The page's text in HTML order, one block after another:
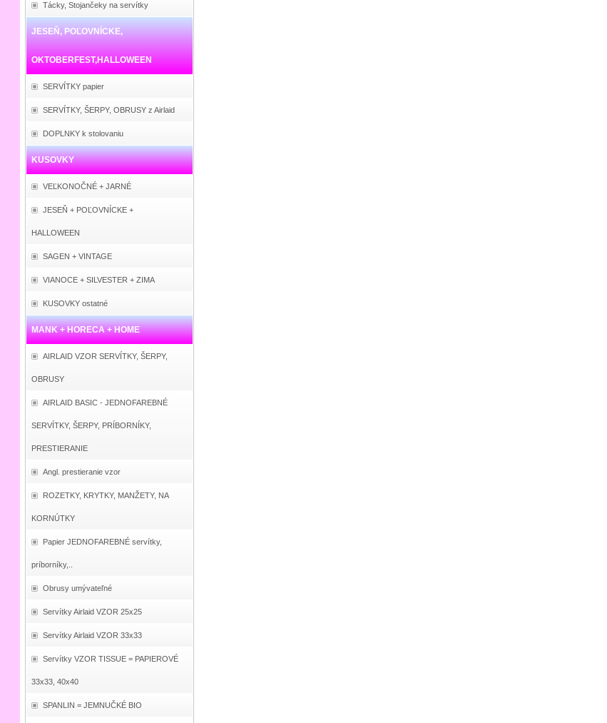
Tácky, Stojančeky na servítky
JESEŇ, POĽOVNÍCKE,
OKTOBERFEST,HALLOWEEN
SERVÍTKY papier
SERVÍTKY, ŠERPY, OBRUSY z Airlaid
DOPLNKY k stolovaniu
KUSOVKY
VEĽKONOČNÉ + JARNÉ
JESEŇ + POĽOVNÍCKE +
HALLOWEEN
SAGEN + VINTAGE
VIANOCE + SILVESTER + ZIMA
KUSOVKY ostatné
MANK + HORECA + HOME
AIRLAID VZOR SERVÍTKY, ŠERPY,
OBRUSY
AIRLAID BASIC - JEDNOFAREBNÉ
SERVÍTKY, ŠERPY, PRÍBORNÍKY,
PRESTIERANIE
Angl. prestieranie vzor
ROZETKY, KRYTKY, MANŽETY, NA
KORNÚTKY
Papier JEDNOFAREBNÉ servítky,
príborníky,..
Obrusy umývateľné
Servítky Airlaid VZOR 25x25
Servítky Airlaid VZOR 33x33
Servítky VZOR TISSUE = PAPIEROVÉ
33x33, 40x40
SPANLIN = JEMNUČKÉ BIO